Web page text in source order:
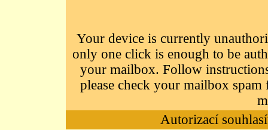
Your device is currently
only one click is enough to be
your mailbox. Follow
please check your mailbox
Autorizací